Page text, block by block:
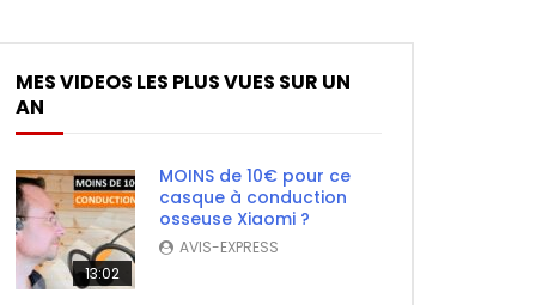
MES VIDEOS LES PLUS VUES SUR UN
AN
13:02
MOINS de 10€ pour ce
casque à conduction
osseuse Xiaomi ?
AVIS-EXPRESS